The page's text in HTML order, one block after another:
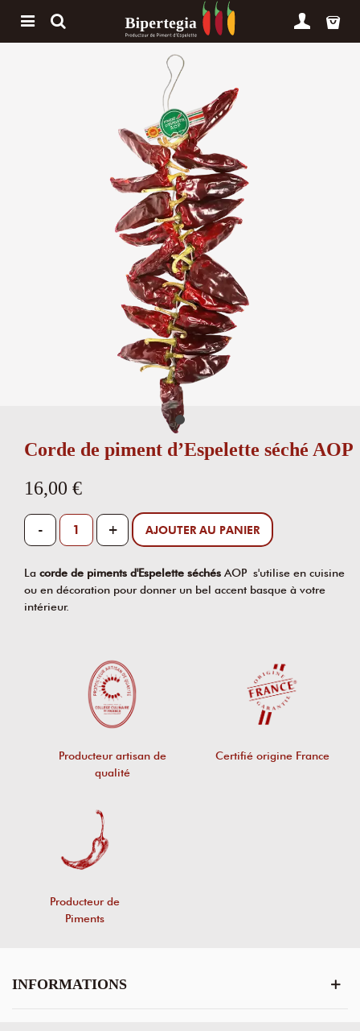
Corde de piment d’Espelette séché AOP
16,00 €
- + AJOUTER AU PANIER
La corde de piments d'Espelette séchés AOP s'utilise en cuisine
ou en décoration pour donner un bel accent basque à votre
intérieur.
Producteur artisan de
qualité
Certifié origine France
Producteur de
Piments
INFORMATIONS